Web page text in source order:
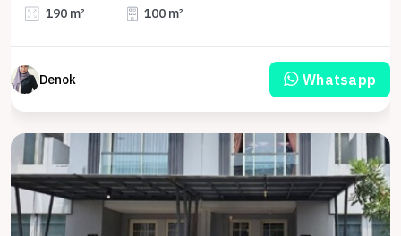
190 m² 100 m²
Denok Whatsapp